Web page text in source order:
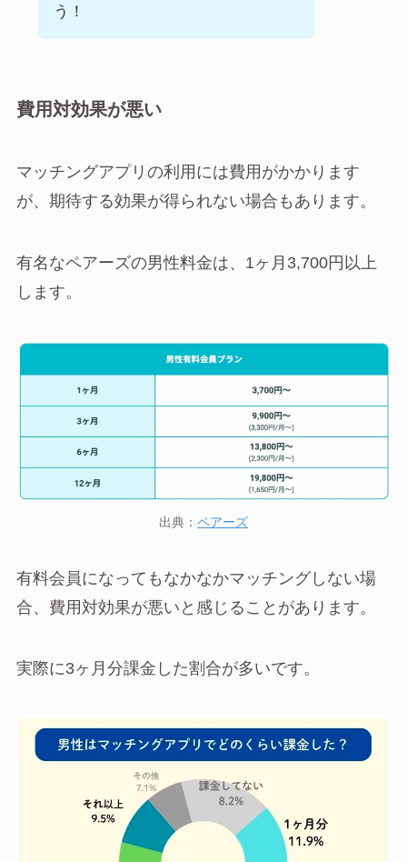
う！
費用対効果が悪い
マッチングアプリの利用には費用がかかります
が、期待する効果が得られない場合もあります。
有名なペアーズの男性料金は、1ヶ月3,700円以上
します。
出典： ペアーズ
有料会員になってもなかなかマッチングしない場
合、費用対効果が悪いと感じることがあります。
実際に3ヶ月分課金した割合が多いです。